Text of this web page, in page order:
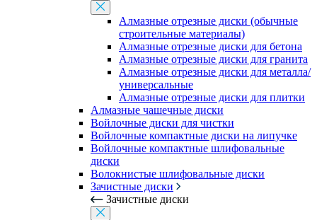
Алмазные отрезные диски (обычные
строительные материалы)
Алмазные отрезные диски для бетона
Алмазные отрезные диски для гранита
Алмазные отрезные диски для металла/
универсальные
Алмазные отрезные диски для плитки
Алмазные чашечные диски
Войлочные диски для чистки
Войлочные компактные диски на липучке
Войлочные компактные шлифовальные
диски
Волокнистые шлифовальные диски
Зачистные диски
Зачистные диски